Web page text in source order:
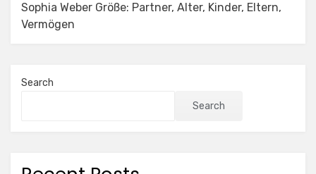
Sophia Weber Größe: Partner, Alter, Kinder, Eltern,
Vermögen
Search
Search